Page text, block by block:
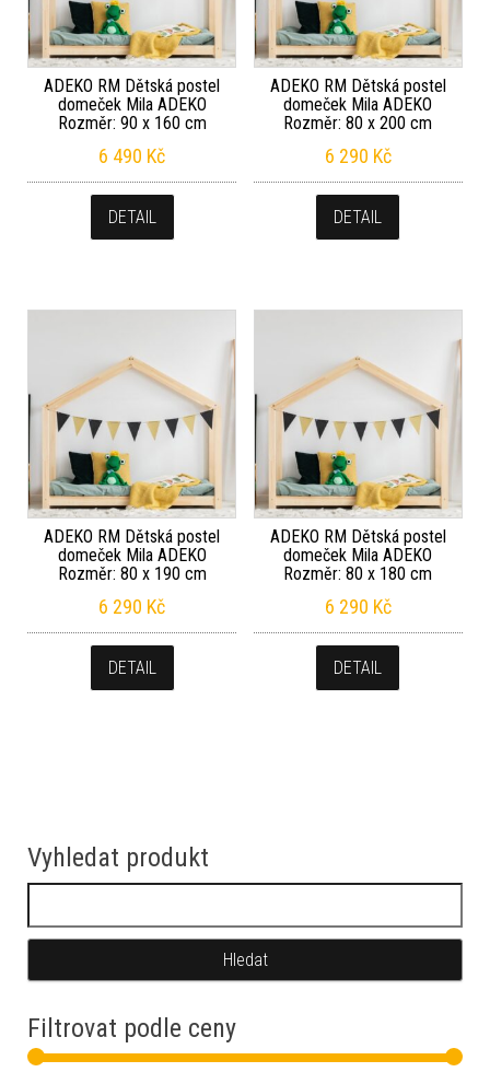
ADEKO RM Dětská postel
domeček Mila ADEKO
Rozměr: 90 x 160 cm
6 490 Kč
DETAIL
ADEKO RM Dětská postel
domeček Mila ADEKO
Rozměr: 80 x 200 cm
6 290 Kč
DETAIL
ADEKO RM Dětská postel
domeček Mila ADEKO
Rozměr: 80 x 190 cm
6 290 Kč
DETAIL
ADEKO RM Dětská postel
domeček Mila ADEKO
Rozměr: 80 x 180 cm
6 290 Kč
DETAIL
Vyhledat produkt
Filtrovat podle ceny